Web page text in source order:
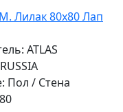
Лилак 80х80 Лап
ATLAS
Пол / Стена